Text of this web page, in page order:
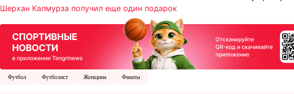
Шерхан Калмурза получил еще один подарок
Футбол Футболист Женщина Фанаты